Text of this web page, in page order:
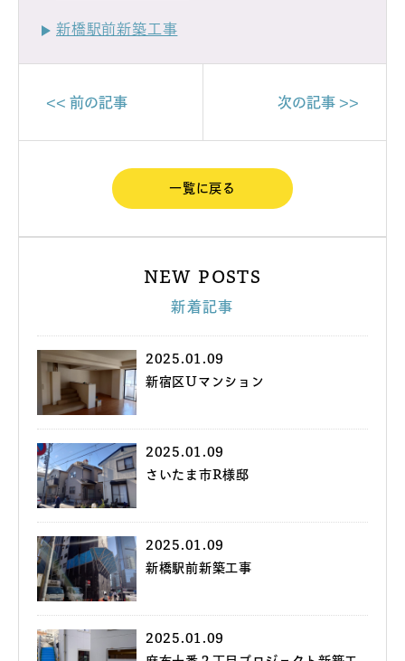
新橋駅前新築工事
<< 前の記事 次の記事 >>
一覧に戻る
NEW POSTS
新着記事
2025.01.09
新宿区Uマンション
2025.01.09
さいたま市R様邸
2025.01.09
新橋駅前新築工事
2025.01.09